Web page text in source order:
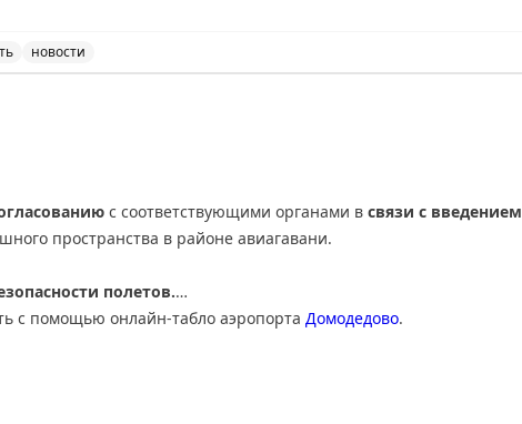
новости
с соответствующими органами в связи с введением
пространства в районе авиагавани.
полетов.
с помощью онлайн-табло аэропорта Домодедово.